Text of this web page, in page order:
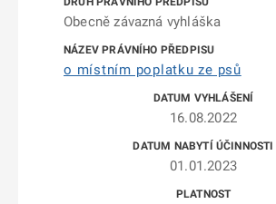
Obecně závazná vyhláška
o místním poplatku ze psů
16.08.2022
01.01.2023